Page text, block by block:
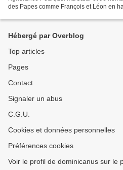
des Papes comme François et Léon en
Hébergé par Overblog
Top articles
Pages
Contact
Signaler un abus
C.G.U.
Cookies et données personnelles
Préférences cookies
Voir le profil de dominicanus sur le